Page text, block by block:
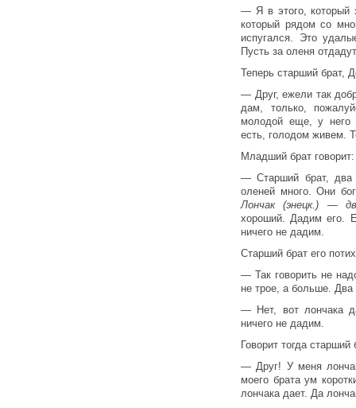
— Я в этого, который
который рядом со
испугался. Это
Пусть за оленя
Теперь старший брат,
— Друг, ежели так
дам, только,
молодой еще, у него
есть, голодом живем.
Младший брат говорит:
— Старший брат,
оленей много. Они
Лончак (энецк.) —
хороший. Дадим его.
ничего не дадим.
Старший брат его
— Так говорить не
не трое, а больше.
— Нет, вот лончака
ничего не дадим.
Говорит тогда старший
— Друг! У меня
моего брата ум
лончака дает. Да